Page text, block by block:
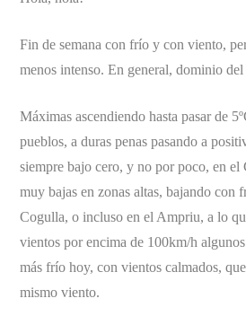
Fin de semana con frío y con viento,
menos intenso. En general, dominio del
Máximas ascendiendo hasta pasar de
pueblos, a duras penas pasando a
siempre bajo cero, y no por poco, en
muy bajas en zonas altas, bajando con
Cogulla, o incluso en el Ampriu, a lo
vientos por encima de 100km/h
más frío hoy, con vientos calmados,
mismo viento.